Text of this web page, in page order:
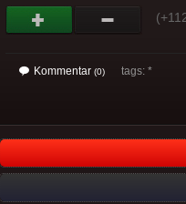
Kommentar (0) tags: *